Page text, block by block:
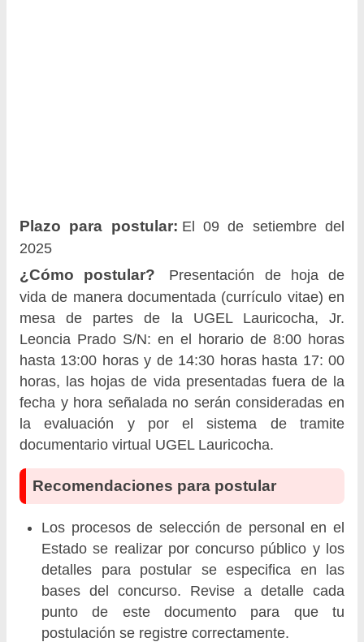
Plazo para postular: El 09 de setiembre del
2025
¿Cómo postular?
Presentación de hoja de
vida de manera documentada (currículo vitae) en
mesa de partes de la UGEL Lauricocha, Jr.
Leoncia Prado S/N: en el horario de 8:00 horas
hasta 13:00 horas y de 14:30 horas hasta 17: 00
horas, las hojas de vida presentadas fuera de la
fecha y hora señalada no serán consideradas en
la evaluación y por el sistema de tramite
documentario virtual UGEL Lauricocha.
Recomendaciones para postular
Los procesos de selección de personal en el
Estado se realizar por concurso público y los
detalles para postular se especifica en las
bases del concurso. Revise a detalle cada
punto de este documento para que tu
postulación se registre correctamente.